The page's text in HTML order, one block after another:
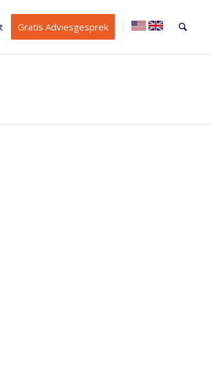
Gratis Adviesgesprek